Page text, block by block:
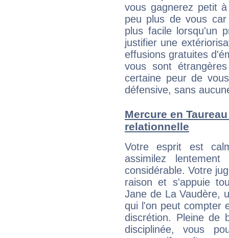
vous gagnerez petit
peu plus de vous
plus facile lorsqu'un
justifier une
effusions gratuites
vous sont
certaine peur de
défensive, sans
Mercure en
relationnelle
Votre esprit est
assimilez
considérable. Votre
raison et s'appuie
Jane de La Vaudère,
qui l'on peut compter
discrétion. Pleine de
disciplinée, vous